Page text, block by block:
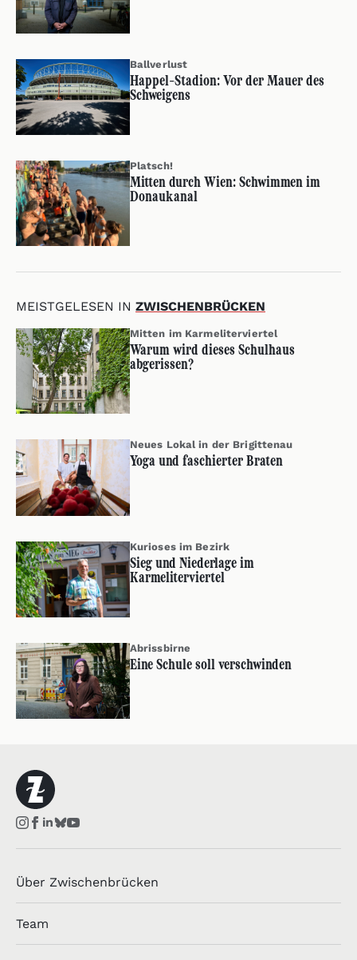
Ballverlust
Happel-Stadion: Vor der Mauer des
Schweigens
Platsch!
Mitten durch Wien: Schwimmen im
Donaukanal
MEISTGELESEN IN ZWISCHENBRÜCKEN
Mitten im Karmeliterviertel
Warum wird dieses Schulhaus
abgerissen?
Neues Lokal in der Brigittenau
Yoga und faschierter Braten
Kurioses im Bezirk
Sieg und Niederlage im
Karmeliterviertel
Abrissbirne
Eine Schule soll verschwinden
Über Zwischenbrücken
Team